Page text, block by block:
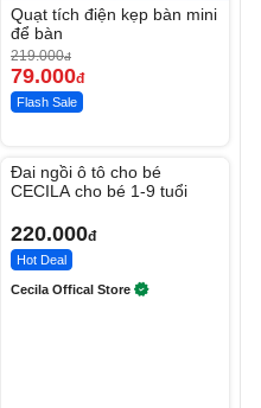
Quạt tích điện kẹp bàn mini
để bàn
219.000đ
79.000đ
Flash Sale
Đai ngồi ô tô cho bé
CECILA cho bé 1-9 tuổi
220.000đ
Hot Deal
Cecila Offical Store